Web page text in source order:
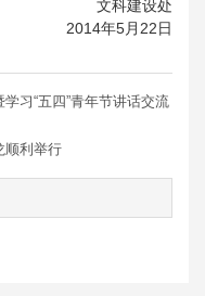
文科建设处
2014年5月 22日
习“五四”青年节讲话交流
顺利举行